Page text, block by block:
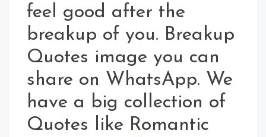
feel good after the
breakup of you. Breakup
Quotes image you can
share on WhatsApp. We
have a big collection of
Quotes like Romantic